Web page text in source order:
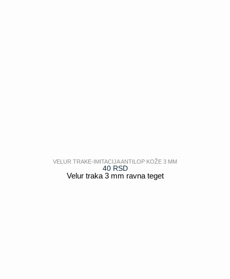
VELUR TRAKE-IMITACIJA ANTILOP KOŽE 3 MM
40 RSD
Velur traka 3 mm ravna teget